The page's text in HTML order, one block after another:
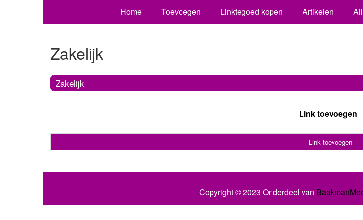
Home Toevoegen Linktegoed kopen Artikelen
Zakelijk
Zakelijk
Link toevoegen
Link toevoegen
Copyright © 2023 Onderdeel van